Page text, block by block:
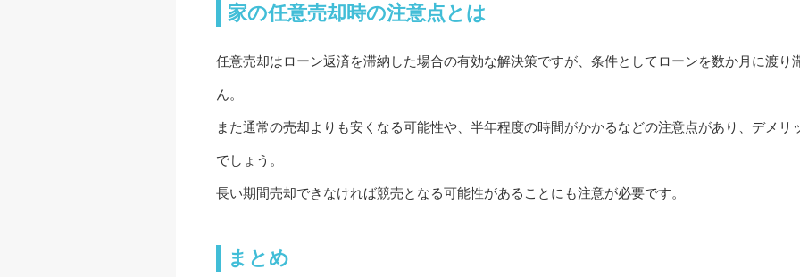
家の任意売却時の注意点とは
任意売却はローン返済を滞納した場合の有効な解決策ですが、条件としてローンを数か月に渡り
ん。
また通常の売却よりも安くなる可能性や、半年程度の時間がかかるなどの注意点があり、デメリ
でしょう。
長い期間売却できなければ競売となる可能性があることにも注意が必要です。
まとめ